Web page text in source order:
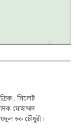
সিলেট
মোহাম্মদ
হক চৌধুরী।